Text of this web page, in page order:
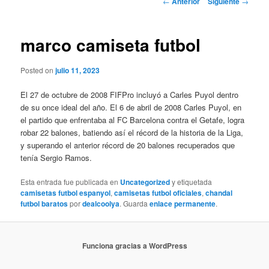
marco camiseta futbol
Posted onjulio 11, 2023
El 27 de octubre de 2008 FIFPro incluyó a Carles Puyol dentro
de su once ideal del año. El 6 de abril de 2008 Carles Puyol, en
el partido que enfrentaba al FC Barcelona contra el Getafe, logra
robar 22 balones, batiendo así el récord de la historia de la Liga,
y superando el anterior récord de 20 balones recuperados que
tenía Sergio Ramos.
Esta entrada fue publicada en Uncategorizedy etiquetada
camisetas futbol espanyol,camisetas futbol oficiales,chandal
futbol baratospordealcoolya. Guardaenlace permanente.
Funciona gracias a WordPress